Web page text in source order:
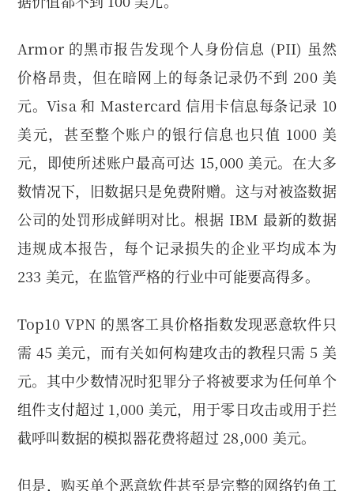
Armor 的黑市报告发现个人身份信息 (PII) 虽然
价格昂贵，但在暗网上的每条记录仍不到 200 美
元。Visa 和 Mastercard 信用卡信息每条记录 10
美元，甚至整个账户的银行信息也只值 1000 美
元，即使所述账户最高可达 15,000 美元。在大多
数情况下，旧数据只是免费附赠。这与对被盗数据
公司的处罚形成鲜明对比。根据 IBM 最新的数据
违规成本报告，每个记录损失的企业平均成本为
233 美元，在监管严格的行业中可能要高得多。
Top10 VPN 的黑客工具价格指数发现恶意软件只
需 45 美元，而有关如何构建攻击的教程只需 5 美
元。其中少数情况时犯罪分子将被要求为任何单个
组件支付超过 1,000 美元，用于零日攻击或用于拦
截呼叫数据的模拟器花费将超过 28,000 美元。
但是，购买单个恶意软件甚至是完整的网络钓鱼工